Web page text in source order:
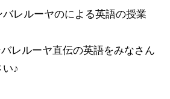
レルーヤのによる英語の授業
レルーヤ直伝の英語をみなさん
♪